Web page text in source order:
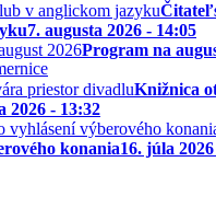
7. augusta 2026 - 14:05
Program na
Knižnica
2026 - 13:32
konania16. júla